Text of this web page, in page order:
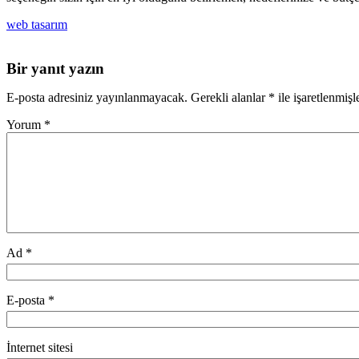
web tasarım
Bir yanıt yazın
E-posta adresiniz yayınlanmayacak. Gerekli alanlar * ile
Yorum *
Ad *
E-posta *
İnternet sitesi